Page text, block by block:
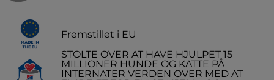
Fremstillet i EU
STOLTE OVER AT HAVE HJULPET 15
MILLIONER HUNDE OG KATTE PÅ
INTERNATER VERDEN OVER MED AT